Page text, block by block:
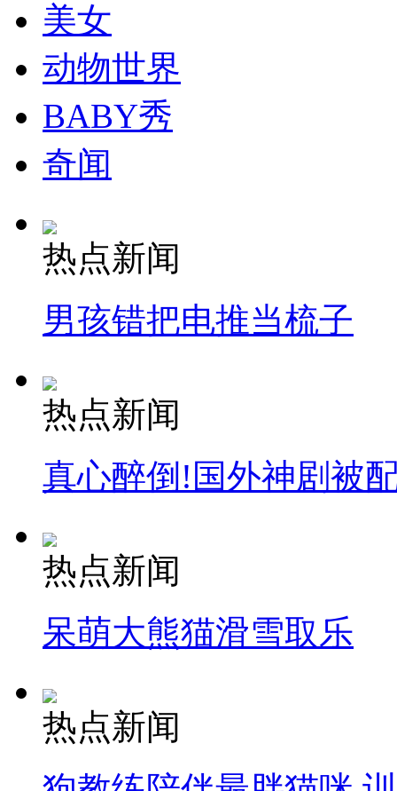
美女
动物世界
BABY秀
奇闻
热点新闻
男孩错把电推当梳子
热点新闻
真心醉倒!国外神剧被
热点新闻
呆萌大熊猫滑雪取乐
热点新闻